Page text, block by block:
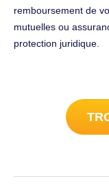
remboursement de
mutuelles ou
protection juridique.